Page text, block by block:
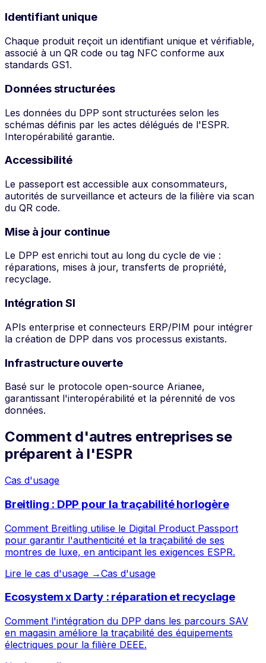
Identifiant unique
Chaque produit reçoit un identifiant unique et vérifiable,
associé à un QR code ou tag NFC conforme aux
standards GS1.
Données structurées
Les données du DPP sont structurées selon les
schémas définis par les actes délégués de l'ESPR.
Interopérabilité garantie.
Accessibilité
Le passeport est accessible aux consommateurs,
autorités de surveillance et acteurs de la filière via scan
du QR code.
Mise à jour continue
Le DPP est enrichi tout au long du cycle de vie :
réparations, mises à jour, transferts de propriété,
recyclage.
Intégration SI
APIs enterprise et connecteurs ERP/PIM pour intégrer
la création de DPP dans vos processus existants.
Infrastructure ouverte
Basé sur le protocole open-source Arianee,
garantissant l'interopérabilité et la pérennité de vos
données.
Comment d'autres entreprises se
préparent à l'ESPR
Cas d'usage
Breitling : DPP pour la traçabilité horlogère
Comment Breitling utilise le Digital Product Passport
pour garantir l'authenticité et la traçabilité de ses
montres de luxe, en anticipant les exigences ESPR.
Lire le cas d'usage →Cas d'usage
Ecosystem x Darty : réparation et recyclage
Comment l'intégration du DPP dans les parcours SAV
en magasin améliore la traçabilité des équipements
électriques pour la filière DEEE.